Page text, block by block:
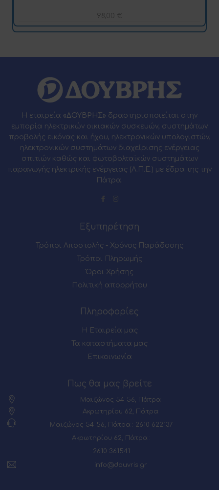
98,00 €
Η εταιρεία «ΔΟΥΒΡΗΣ» δραστηριοποιείται στην
εμπορία ηλεκτρικών οικιακών συσκευών, συστημάτων
προβολής εικόνας και ήχου, ηλεκτρονικών υπολογιστών,
ηλεκτρονικών συστημάτων διαχείρισης ενέργειας
σπιτιών καθώς και φωτοβολταϊκών συστημάτων
παραγωγής ηλεκτρικής ενέργειας (Α.Π.Ε.) με έδρα της την
Πάτρα.
Εξυπηρέτηση
Τρόποι Αποστολής - Χρόνος Παράδοσης
Τρόποι Πληρωμής
Όροι Χρήσης
Πολιτική απορρήτου
Πληροφορίες
Η Εταιρεία μας
Τα καταστήματα μας
Επικοινωνία
Πως θα μας βρείτε
Μαιζώνος 54-56, Πάτρα
Ακρωτηρίου 62, Πάτρα
Μαιζώνος 54-56, Πάτρα : 2610 622137
Ακρωτηρίου 62, Πάτρα :
2610 361541
info@douvris.gr